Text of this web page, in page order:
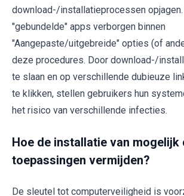
download-/installatieprocessen
"gebundelde" apps verborgen binnen
"Aangepaste/uitgebreide" opties (of
deze procedures. Door download-/
te slaan en op verschillende dubieuze
te klikken, stellen gebruikers hun
het risico van verschillende infecties.
Hoe de installatie van mogelijk
toepassingen vermijden?
De sleutel tot computerveiligheid is